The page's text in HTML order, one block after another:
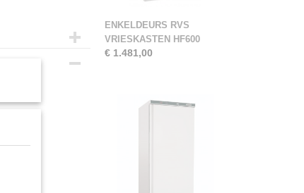
ENKELDEURS RVS
VRIESKASTEN HF600
€ 1.481,00